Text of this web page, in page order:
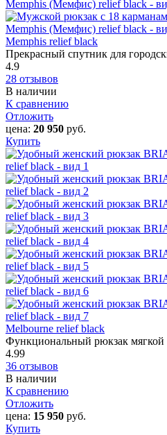
Memphis relief black
Прекрасный спутник для
4.9
28 отзывов
В наличии
К сравнению
Отложить
цена: 20 950 руб.
Купить
Melbourne relief black
Функциональный рюкзак
4.99
36 отзывов
В наличии
К сравнению
Отложить
цена: 15 950 руб.
Купить